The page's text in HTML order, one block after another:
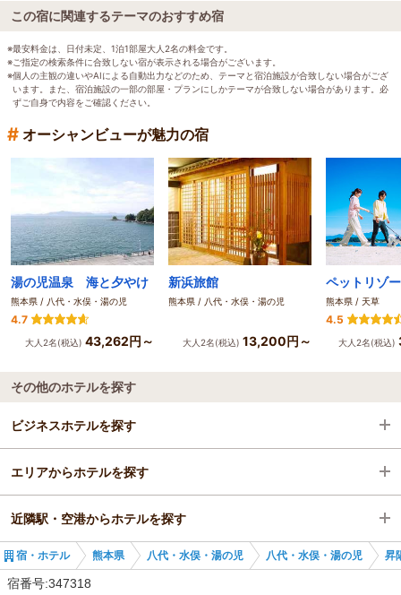
この宿に関連するテーマのおすすめ宿
※最安料金は、日付未定、1泊1部屋大人2名の料金です。
※ご指定の検索条件に合致しない宿が表示される場合がございます。
※個人の主観の違いやAIによる自動出力などのため、テーマと宿泊施設が合致しない場合がござ
います。また、宿泊施設の一部の部屋・プランにしかテーマが合致しない場合があります。必
ずご自身で内容をご確認ください。
# オーシャンビューが魅力の宿
湯の児温泉 海と夕やけ
熊本県 / 八代・水俣・湯の児
4.7
大人2名(税込) 43,262円～
新浜旅館
熊本県 / 八代・水俣・湯の児
大人2名(税込) 13,200円～
熊本県 / 天草
4.5
大人2名(税込)
その他のホテルを探す
ビジネスホテルを探す
熊本県
八代・水俣・湯の児
新水俣駅
エリアからホテルを探す
熊本県
八代・水俣・湯の児
近隣駅・空港からホテルを探す
新水俣駅
宿・ホテル 熊本県 八代・水俣・湯の児 八代・水俣・湯の児 昇
宿番号:347318